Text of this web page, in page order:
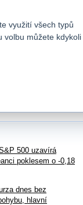
500 uzavírá
poklesem o -0,18
dnes bez
hlavní
využití všech typů
volbu můžete kdykoli